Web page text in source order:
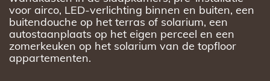
voor airco, LED-verlichting binnen en buiten, een
buitendouche op het terras of solarium, een
autostaanplaats op het eigen perceel en een
zomerkeuken op het solarium van de topfloor
appartementen.